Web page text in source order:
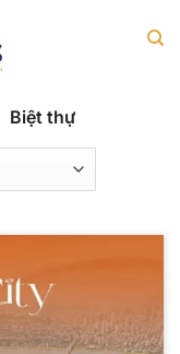
Biệt thự